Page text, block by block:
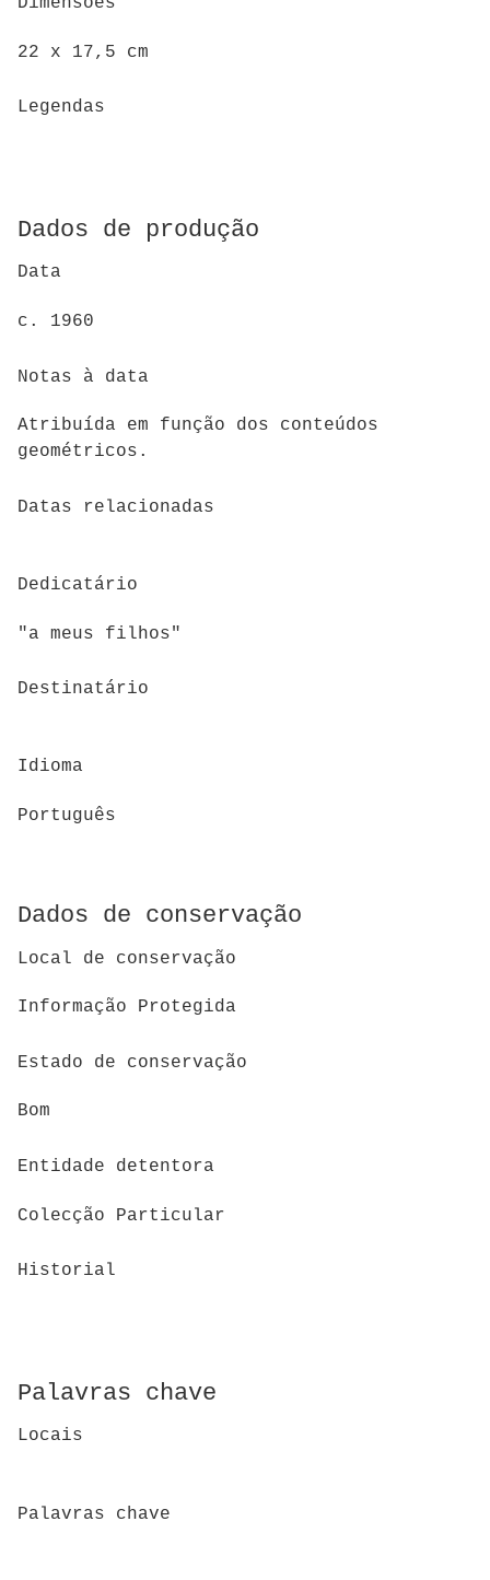
22 x 17,5 cm
Legendas
Dados de produção
Data
c. 1960
Notas à data
Atribuída em função dos conteúdos
geométricos.
Datas relacionadas
Dedicatário
"a meus filhos"
Destinatário
Idioma
Português
Dados de conservação
Local de conservação
Informação Protegida
Estado de conservação
Bom
Entidade detentora
Colecção Particular
Historial
Palavras chave
Locais
Palavras chave